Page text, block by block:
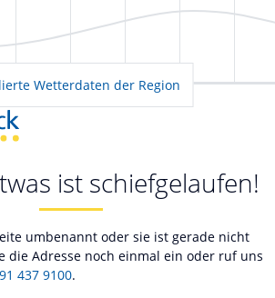
Wetterdaten der Region
ist schiefgelaufen!
umbenannt oder sie ist gerade nicht
die Adresse noch einmal ein oder ruf uns
437 9100.